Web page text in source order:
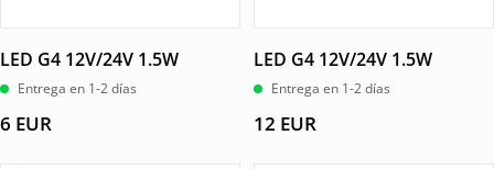
LED G4 12V/24V 1.5W
Entrega en 1-2 días
6 EUR
LED G4 12V/24V 1.5W
Entrega en 1-2 días
12 EUR